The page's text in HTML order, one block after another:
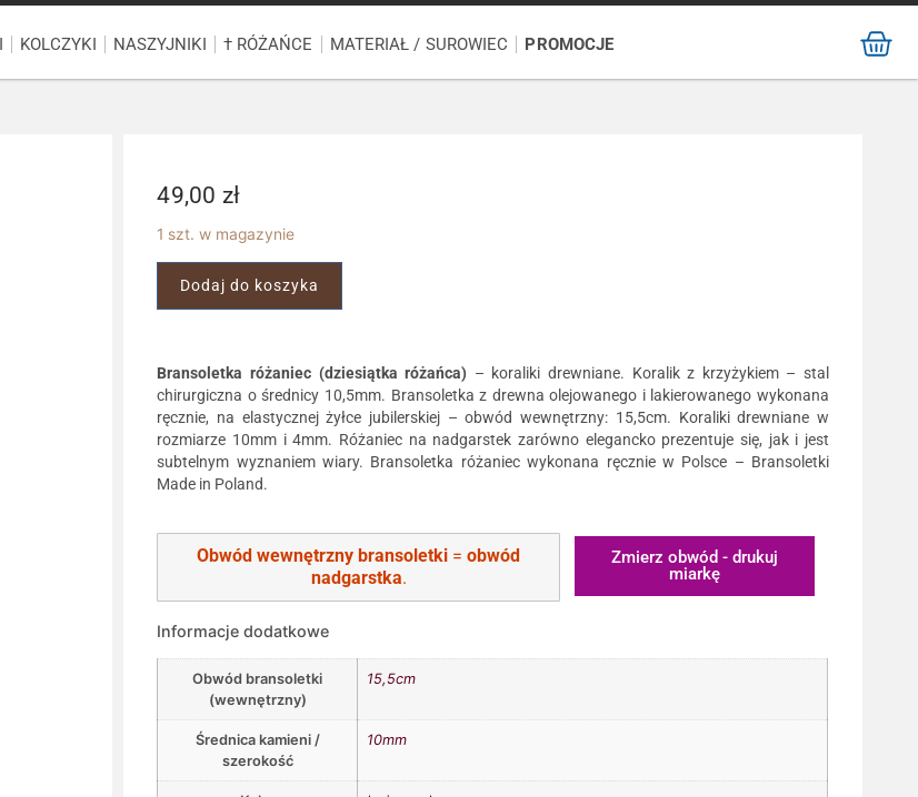
KOLCZYKI NASZYJNIKI † RÓŻAŃCE MATERIAŁ / SUROWIEC PROMOCJE
49,00 zł
1 szt. w magazynie
Dodaj do koszyka
Bransoletka różaniec (dziesiątka różańca) – koraliki drewniane. Koralik z krzyżykiem – stal
chirurgiczna o średnicy 10,5mm. Bransoletka z drewna olejowanego i lakierowanego wykonana
ręcznie, na elastycznej żyłce jubilerskiej – obwód wewnętrzny: 15,5cm. Koraliki drewniane w
rozmiarze 10mm i 4mm. Różaniec na nadgarstek zarówno elegancko prezentuje się, jak i jest
subtelnym wyznaniem wiary. Bransoletka różaniec wykonana ręcznie w Polsce – Bransoletki
Made in Poland.
Obwód wewnętrzny bransoletki =obwód
nadgarstka.
Zmierz obwód - drukuj
miarkę
Informacje dodatkowe
Obwód bransoletki
(wewnętrzny)
15,5cm
Średnica kamieni /
szerokość
10mm